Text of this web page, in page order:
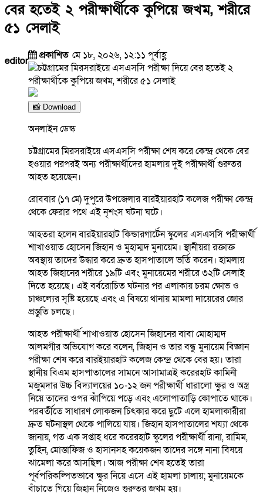
বের হতেই ২ পরীক্ষার্থীকে কুপিয়ে জখম, শরীরে
৫১ সেলাই
editor প্রকাশিত মে ১৮, ২০২৬, ১২:১১ পূর্বাহ্ণ
📸 Download
অনলাইন ডেস্ক
চট্টগ্রামের মিরসরাইয়ে এসএসসি পরীক্ষা শেষ করে কেন্দ্র থেকে বের
হওয়ার পরপরই অন্য পরীক্ষার্থীদের হামলায় দুই পরীক্ষার্থী গুরুতর
আহত হয়েছেন।
রোববার (১৭ মে) দুপুরে উপজেলার বারইয়ারহাট কলেজ পরীক্ষা কেন্দ্র
থেকে ফেরার পথে এই নৃশংস ঘটনা ঘটে।
আহতরা হলেন বারইয়ারহাট কিন্ডারগার্টেন স্কুলের এসএসসি পরীক্ষার্থী
শাখাওয়াত হোসেন জিহান ও মুহাম্মদ মুনায়েম। স্থানীয়রা রক্তাক্ত
অবস্থায় তাদের উদ্ধার করে দ্রুত হাসপাতালে ভর্তি করেন। হামলায়
আহত জিহানের শরীরে ১৯টি এবং মুনায়েমের শরীরে ৩২টি সেলাই
দিতে হয়েছে। এই বর্বরোচিত ঘটনার পর এলাকায় চরম ক্ষোভ ও
চাঞ্চল্যের সৃষ্টি হয়েছে এবং এ বিষয়ে থানায় মামলা দায়েরের জোর
প্রস্তুতি চলছে।
আহত পরীক্ষার্থী শাখাওয়াত হোসেন জিহানের বাবা মোহাম্মদ
আলমগীর অভিযোগ করে বলেন, জিহান ও তার বন্ধু মুনায়েম বিজ্ঞান
পরীক্ষা শেষ করে বারইয়ারহাট কলেজ কেন্দ্র থেকে বের হয়। তারা
স্থানীয় বিএম হাসপাতালের সামনে আসামাত্রই করেরহাট কামিনী
মজুমদার উচ্চ বিদ্যালয়ের ১০-১২ জন পরীক্ষার্থী ধারালো ক্ষুর ও অস্ত্র
নিয়ে তাদের ওপর ঝাঁপিয়ে পড়ে এবং এলোপাতাড়ি কোপাতে থাকে।
পরবর্তীতে সাধারণ লোকজন চিৎকার করে ছুটে এলে হামলাকারীরা
দ্রুত ঘটনাস্থল থেকে পালিয়ে যায়। জিহান হাসপাতালের শয্যা থেকে
জানায়, গত এক সপ্তাহ ধরে করেরহাট স্কুলের পরীক্ষার্থী রানা, রামিম,
তুহিন, মোস্তাফিজ ও হাসানসহ কয়েকজন তাদের সঙ্গে নানা বিষয়ে
ঝামেলা করে আসছিল। আজ পরীক্ষা শেষ হতেই তারা
পূর্বপরিকল্পিতভাবে ক্ষুর নিয়ে এসে এই হামলা চালায়; মুনায়েমকে
বাঁচাতে গিয়ে জিহান নিজেও গুরুতর জখম হয়।